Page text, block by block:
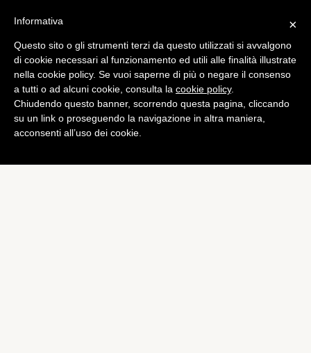
App
GTA Vice City arriverà su
iOS per il suo decimo
anniversario
diAlessandro Moretti
×
Informativa
Questo sito o gli strumenti terzi da questo utilizzati si avvalgono
di cookie necessari al funzionamento ed utili alle finalità illustrate
nella cookie policy. Se vuoi saperne di più o negare il consenso
a tutti o ad alcuni cookie, consulta la cookie policy.
Chiudendo questo banner, scorrendo questa pagina, cliccando
su un link o proseguendo la navigazione in altra maniera,
acconsenti all’uso dei cookie.